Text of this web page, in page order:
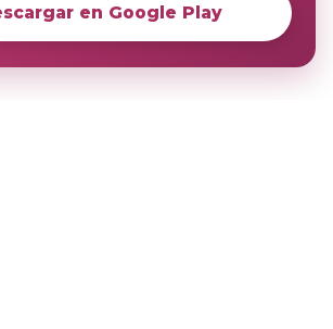
en Google Play